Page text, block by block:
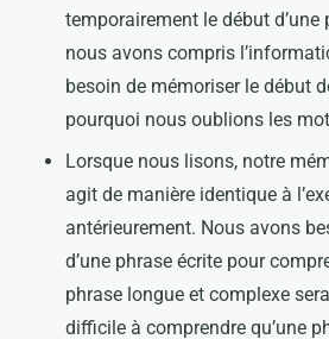
temporairement le début d’une
nous avons compris
besoin de mémoriser le début
pourquoi nous oublions les
Lorsque nous lisons, notre
agit de manière identique à
antérieurement. Nous avons
d’une phrase écrite pour
phrase longue et complexe
difficile à comprendre qu’une